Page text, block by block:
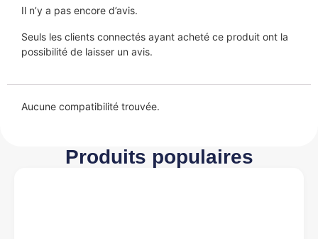
Il n’y a pas encore d’avis.
Seuls les clients connectés ayant acheté ce produit ont la
possibilité de laisser un avis.
Aucune compatibilité trouvée.
Produits populaires